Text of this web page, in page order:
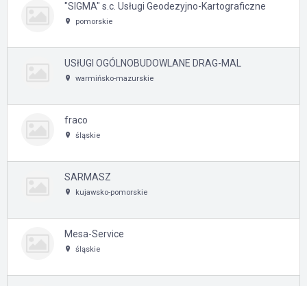
"SIGMA" s.c. Usługi Geodezyjno-Kartograficzne
pomorskie
USłUGI OGÓLNOBUDOWLANE DRAG-MAL
warmińsko-mazurskie
fraco
śląskie
SARMASZ
kujawsko-pomorskie
Mesa-Service
śląskie